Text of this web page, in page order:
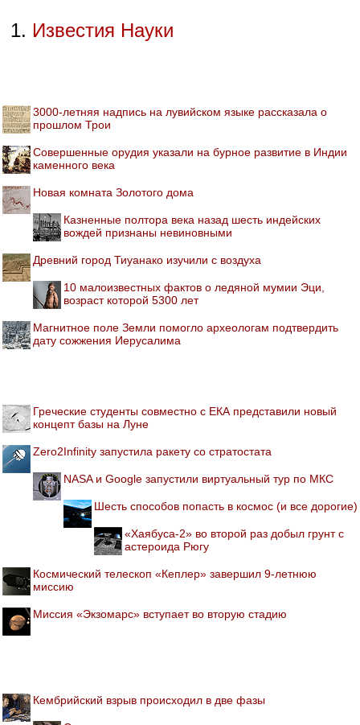
Известия Науки
3000-летняя надпись на лувийском языке рассказала о
прошлом Трои
Совершенные орудия указали на бурное развитие в Индии
каменного века
Новая комната Золотого дома
Казненные полтора века назад шесть индейских
вождей признаны невиновными
Древний город Тиуанако изучили с воздуха
10 малоизвестных фактов о ледяной мумии Эци,
возраст которой 5300 лет
Магнитное поле Земли помогло археологам подтвердить
дату сожжения Иерусалима
Греческие студенты совместно с ЕКА представили новый
концепт базы на Луне
Zero2Infinity запустила ракету со стратостата
NASA и Google запустили виртуальный тур по МКС
Шесть способов попасть в космос (и все дорогие)
«Хаябуса-2» во второй раз добыл грунт с
астероида Рюгу
Космический телескоп «Кеплер» завершил 9-летнюю
миссию
Миссия «Экзомарс» вступает во вторую стадию
Кембрийский взрыв происходил в две фазы